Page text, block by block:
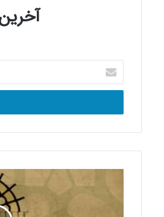
ایمیل
خود
وارد